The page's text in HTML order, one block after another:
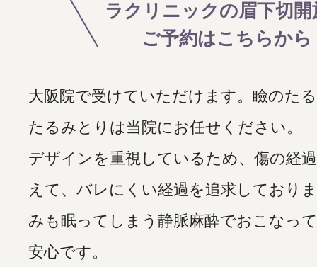
ラクリニックの眉下切開
ご予約はこちらから
大阪院で受けていただけます。瞼のた
たるみとりは当院にお任せください。
デザインを重視しているため、傷の経
えて、バレにくい経過を追求しており
みも眠ってしまう静脈麻酔でおこなっ
安心です。